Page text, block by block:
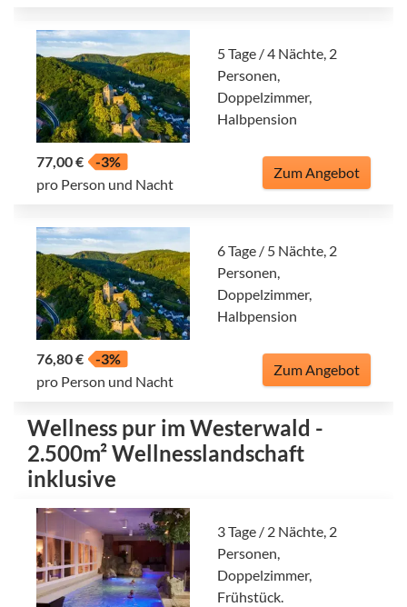
5 Tage / 4 Nächte, 2
Personen,
Doppelzimmer,
Halbpension
77,00 €
-3%
pro Person und Nacht
Zum Angebot
6 Tage / 5 Nächte, 2
Personen,
Doppelzimmer,
Halbpension
76,80 €
-3%
pro Person und Nacht
Zum Angebot
Wellness pur im Westerwald -
2.500m² Wellnesslandschaft
inklusive
3 Tage / 2 Nächte, 2
Personen,
Doppelzimmer,
Frühstück.